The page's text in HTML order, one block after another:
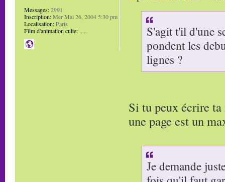
S'agit t'il d'une
pondent les
lignes ?
Si tu peux écrire
une page est un
Je demande
Messages:2991
Inscription:Mer Mai 26, 2004 5:30 pm
Localisation:Paris
Film d'animation culte: .....